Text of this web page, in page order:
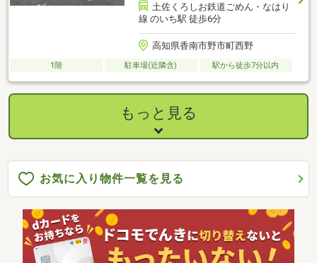
土佐くろしお鉄道ごめん・なはり
線 のいち駅 徒歩6分
高知県香南市野市町西野
1階 駐車場(近隣含) 駅から徒歩7分以内
もっと見る
お気に入り物件一覧を見る